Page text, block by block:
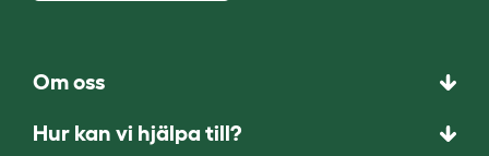
Om oss
Hur kan vi hjälpa till?